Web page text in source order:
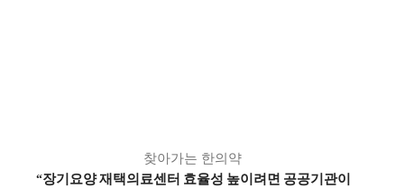
찾아가는 한의약
“장기요양 재택의료센터 효율성 높이려면 공공기관이